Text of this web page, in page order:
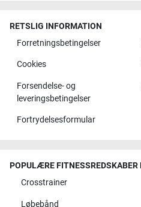
RETSLIG INFORMATION
Forretningsbetingelser
Cookies
Forsendelse- og
leveringsbetingelser
Fortrydelsesformular
POPULÆRE FITNESSREDSKABER
Crosstrainer
Løbebånd